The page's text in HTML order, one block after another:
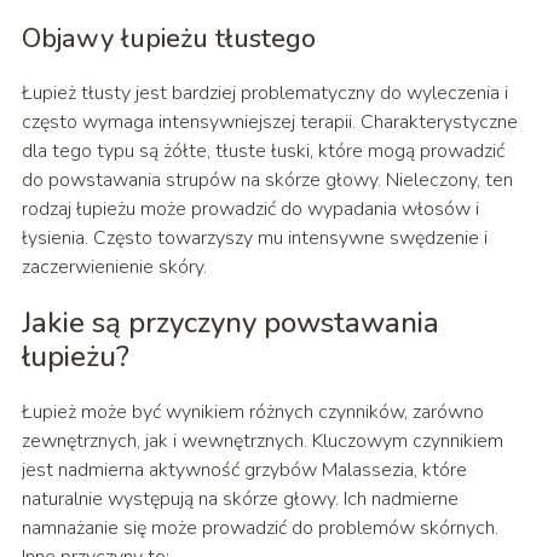
Objawy łupieżu tłustego
Łupież tłusty jest bardziej problematyczny do wyleczenia i
często wymaga intensywniejszej terapii. Charakterystyczne
dla tego typu są żółte, tłuste łuski, które mogą prowadzić
do powstawania strupów na skórze głowy. Nieleczony, ten
rodzaj łupieżu może prowadzić do wypadania włosów i
łysienia. Często towarzyszy mu intensywne swędzenie i
zaczerwienienie skóry.
Jakie są przyczyny powstawania
łupieżu?
Łupież może być wynikiem różnych czynników, zarówno
zewnętrznych, jak i wewnętrznych. Kluczowym czynnikiem
jest nadmierna aktywność grzybów Malassezia, które
naturalnie występują na skórze głowy. Ich nadmierne
namnażanie się może prowadzić do problemów skórnych.